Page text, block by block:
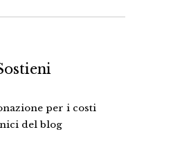
per i costi
del blog